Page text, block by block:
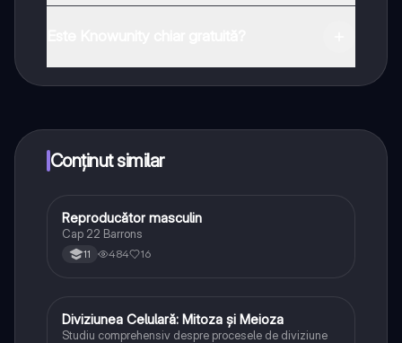
Conținut similar
Biologie
Reproducător masculin
Cap 22 Barrons
11 484 16
Biologie
Diviziunea Celulară: Mitoza și Meioza
Studiu comprehensiv despre procesele de diviziune